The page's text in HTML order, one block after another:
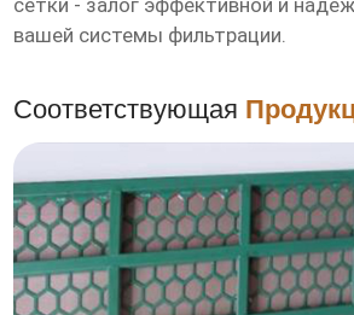
сетки - залог эффективной и
вашей системы фильтрации.
Соответствующая